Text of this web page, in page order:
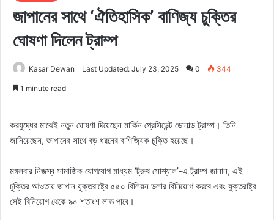
জাপানের সাথে ‌‘ঐতিহাসিক’ বাণিজ্য চুক্তির
ঘোষণা দিলেন ট্রাম্প
Kasar Dewan Last Updated: July 23, 2025 0 344
1 minute read
করযুদ্ধের মাঝেই নতুন ঘোষণা দিয়েছেন মার্কিন প্রেসিডেন্ট ডোনাল্ড ট্রাম্প। তিনি
জানিয়েছেন, জাপানের সাথে বড় ধরনের বাণিজ্যিক চুক্তি হয়েছে।
মঙ্গলবার নিজস্ব সামাজিক যোগযোগ মাধ্যম ‘ট্রুথ সোশ্যাল’-এ ট্রাম্প জানান, এই
চুক্তির আওতায় জাপান যুক্তরাষ্ট্রে ৫৫০ বিলিয়ন ডলার বিনিয়োগ করবে এবং যুক্তরাষ্ট্র
সেই বিনিয়োগ থেকে ৯০ শতাংশ লাভ পাবে।